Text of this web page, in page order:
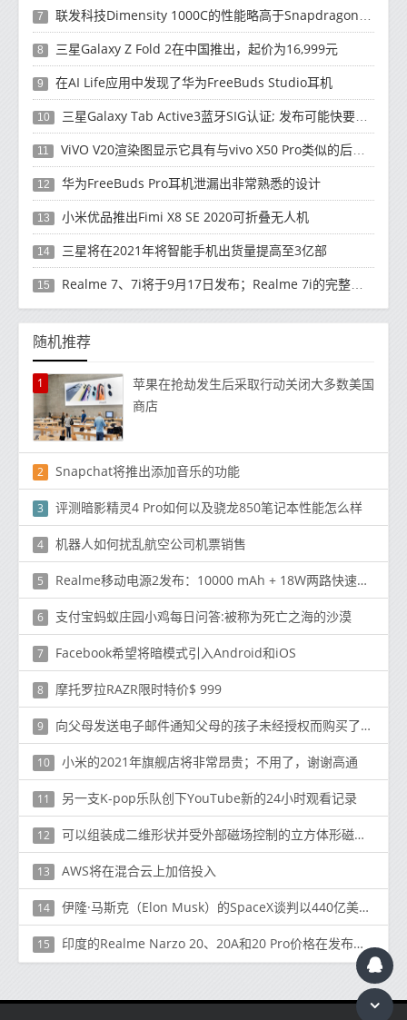
7 联发科技Dimensity 1000C的性能略高于Snapdragon 765G
8 三星Galaxy Z Fold 2在中国推出，起价为16,999元
9 在AI Life应用中发现了华为FreeBuds Studio耳机
10 三星Galaxy Tab Active3蓝牙SIG认证; 发布可能快要结束了
11 ViVO V20渲染图显示它具有与vivo X50 Pro类似的后部设计
12 华为FreeBuds Pro耳机泄漏出非常熟悉的设计
13 小米优品推出Fimi X8 SE 2020可折叠无人机
14 三星将在2021年将智能手机出货量提高至3亿部
15 Realme 7、7i将于9月17日发布；Realme 7i的完整规格并导致泄漏
随机推荐
1
苹果在抢劫发生后采取行动关闭大多数美国
商店
2 Snapchat将推出添加音乐的功能
3 评测暗影精灵4 Pro如何以及骁龙850笔记本性能怎么样
4 机器人如何扰乱航空公司机票销售
5 Realme移动电源2发布：10000 mAh + 18W两路快速充电
6 支付宝蚂蚁庄园小鸡每日问答:被称为死亡之海的沙漠
7 Facebook希望将暗模式引入Android和iOS
8 摩托罗拉RAZR限时特价$ 999
9 向父母发送电子邮件通知父母的孩子未经授权而购买了有关如何退款的产品
10 小米的2021年旗舰店将非常昂贵；不用了，谢谢高通
11 另一支K-pop乐队创下YouTube新的24小时观看记录
12 可以组装成二维形状并受外部磁场控制的立方体形磁性积木
13 AWS将在混合云上加倍投入
14 伊隆·马斯克（Elon Musk）的SpaceX谈判以440亿美元的估值筹集资金
15 印度的Realme Narzo 20、20A和20 Pro价格在发布前就已泄漏